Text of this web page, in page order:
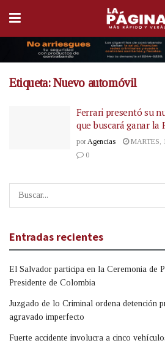
Etiqueta:Nuevo automóvil
Ferrari presentó su
que buscará ganar la
por Agencias
MARTES,
0
Entradas recientes
El Salvador participa en la Ceremonia de
Presidente de Colombia
Juzgado de lo Criminal ordena detención
agravado imperfecto
Fuerte accidente involucra a cinco